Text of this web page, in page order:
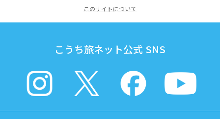
このサイトについて
こうち旅ネット公式 SNS